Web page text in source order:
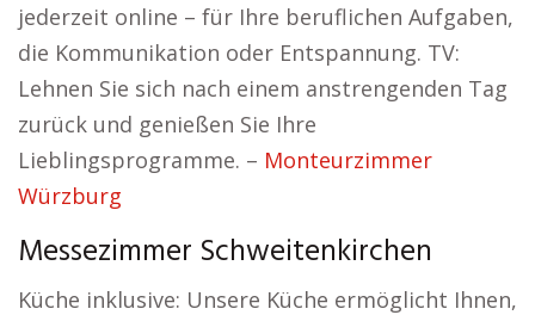
jederzeit online – für Ihre beruflichen Aufgaben,
die Kommunikation oder Entspannung. TV:
Lehnen Sie sich nach einem anstrengenden Tag
zurück und genießen Sie Ihre
Lieblingsprogramme. – Monteurzimmer
Würzburg
Messezimmer Schweitenkirchen
Küche inklusive: Unsere Küche ermöglicht Ihnen,